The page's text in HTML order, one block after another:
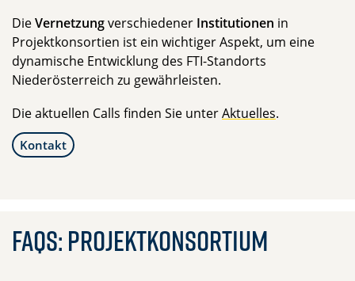
DieVernetzungverschiedener Institutionen in
Projektkonsortien ist ein wichtiger Aspekt, um eine
dynamische Entwicklung des FTI-Standorts
Niederösterreich zu gewährleisten.
Die aktuellen Calls finden Sie unterAktuelles.
Kontakt
FAQs: Projektkonsortium